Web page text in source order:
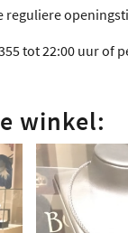
reguliere
tot 22:00 uur of
winkel: